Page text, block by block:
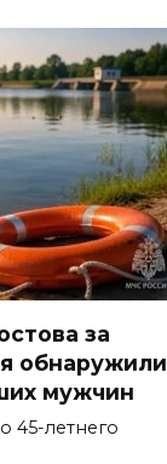
за
обнаружили
мужчин
45-летнего